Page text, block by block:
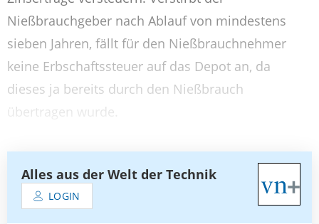
Nießbrauchgeber nach Ablauf von mindestens
sieben Jahren, fällt für den Nießbrauchnehmer
keine Erbschaftssteuer auf das Depot an, da
dieses ja bereits durch den Nießbrauch
übertragen wurde.
Alles aus der Welt der Technik
LOGIN